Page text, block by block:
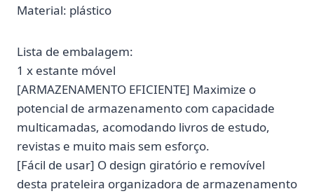
Material: plástico
Lista de embalagem:
1 x estante móvel
[ARMAZENAMENTO EFICIENTE] Maximize o
potencial de armazenamento com capacidade
multicamadas, acomodando livros de estudo,
revistas e muito mais sem esforço.
[Fácil de usar] O design giratório e removível
desta prateleira organizadora de armazenamento